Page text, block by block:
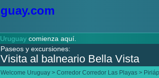
Uruguay comienza aquí.
Welcome Uruguay > Corredor Corredor Las Playas >
Paseos y excursiones:
Visita al balneario Bella Vista